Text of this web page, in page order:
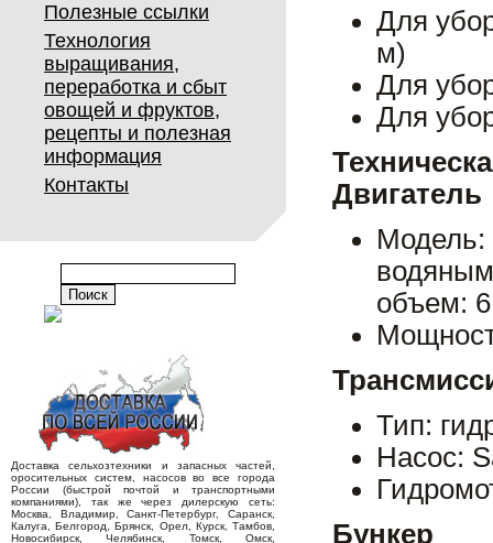
Полезные ссылки
Технология
выращивания,
переработка и сбыт
овощей и фруктов,
рецепты и полезная
информация
Контакты
Доставка сельхозтехники и запасных частей,
оросительных систем, насосов во все города
России (быстрой почтой и транспортными
компаниями), так же через дилерскую сеть:
Москва, Владимир, Санкт-Петербург, Саранск,
Калуга, Белгород, Брянск, Орел, Курск, Тамбов,
Новосибирск, Челябинск, Томск, Омск,
Для
м)
Для
Для
Двигатель
Модель:
объем:
Тип:
Насос:
Бункер